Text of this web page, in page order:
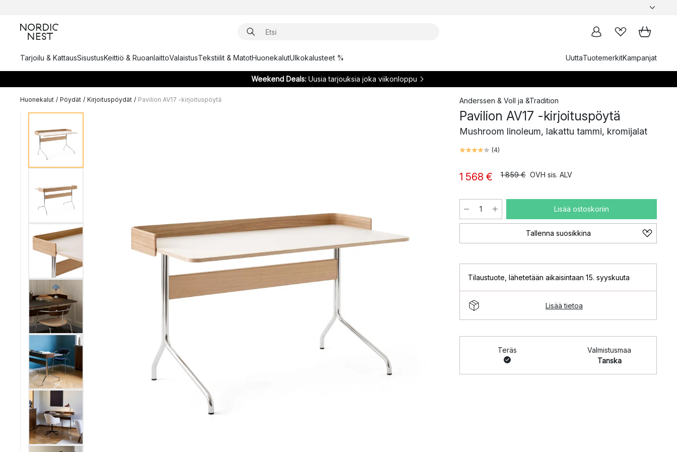
Tarjoilu & KattausSisustusKeittiö & RuoanlaittoValaistusTekstiilit & MatotHuonekalutUlkokalusteet % UuttaTuotemerkitKampanjat
Weekend Deals:Uusia tarjouksia joka viikonloppu
Huonekalut / Pöydät / Kirjoituspöydät / Pavilion AV17 -kirjoituspöytä Anderssen & Voll ja &Tradition
Pavilion AV17 -kirjoituspöytä
Mushroom linoleum, lakattu tammi, kromijalat
(4)
1 568 € 1 859 € OVH sis. ALV
Lisää ostoskoriin
Tallenna suosikkina
Tilaustuote lähetetään aikaisintaan 15. syyskuuta
Lisää tietoa
Teräs
Valmistusmaa
Tanska